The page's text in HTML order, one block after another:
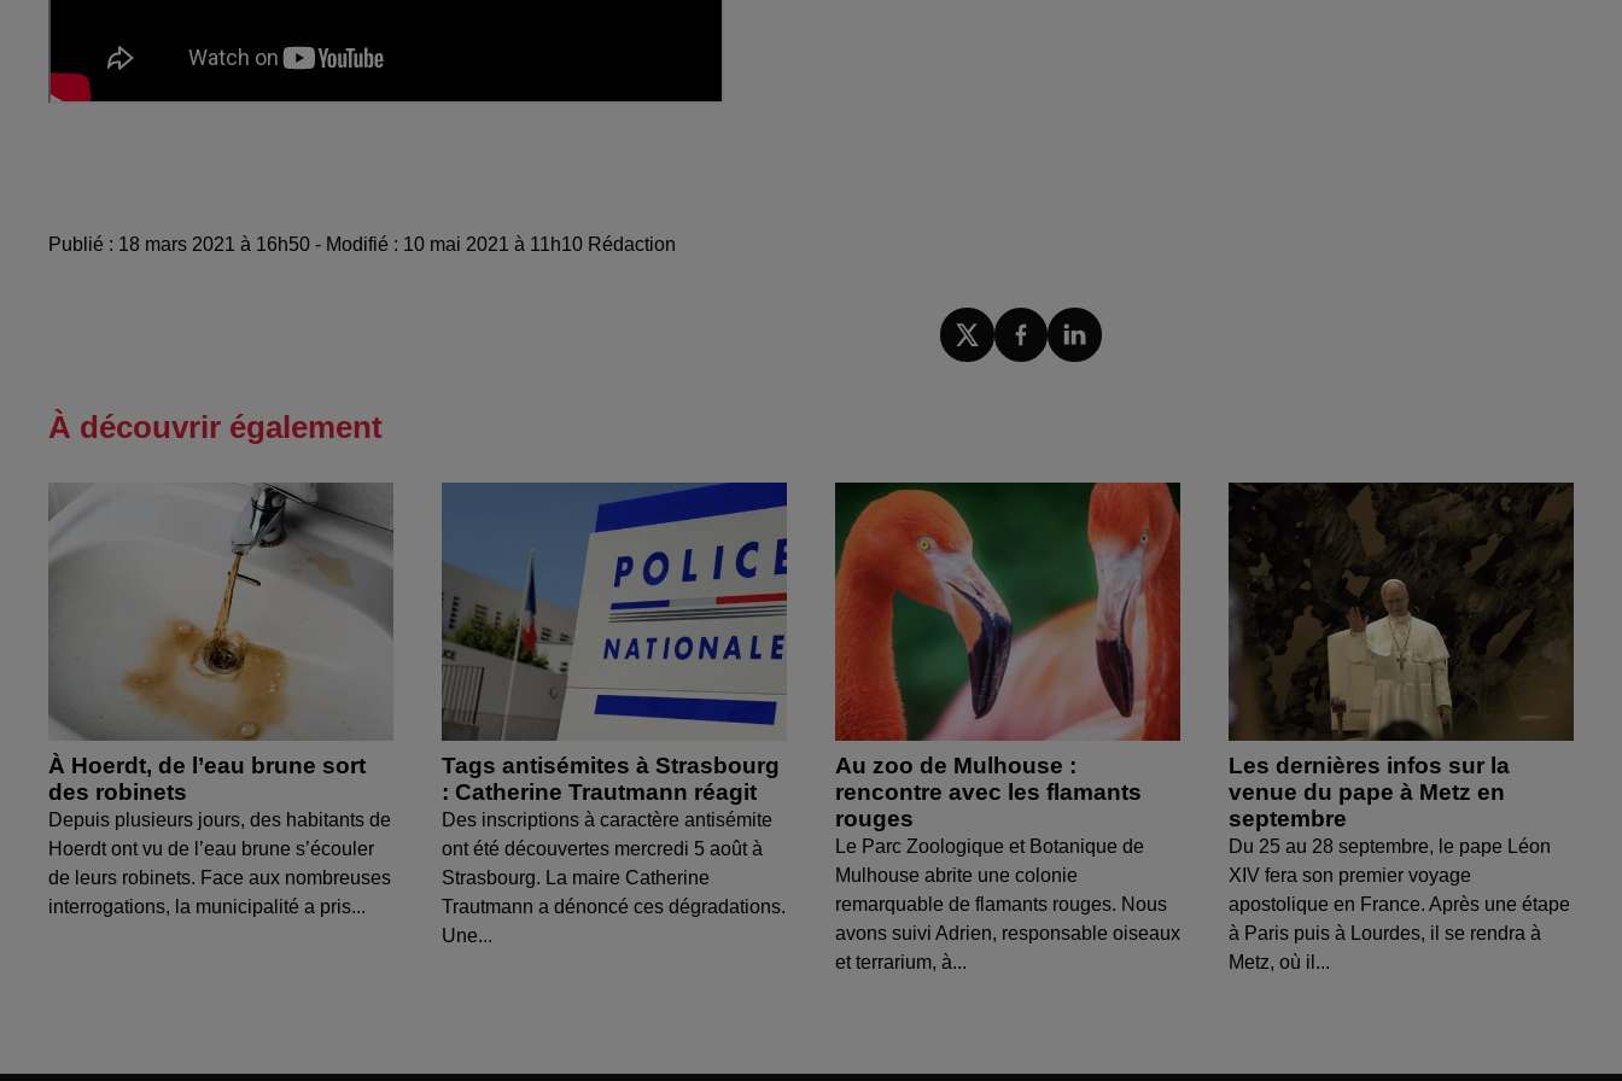
Publié : 18 mars 2021 à 16h50 - Modifié : 10 mai 2021 à 11h10 Rédaction
À découvrir également
À Hoerdt, de l’eau brune sort
des robinets
Depuis plusieurs jours, des habitants de
Hoerdt ont vu de l’eau brune s’écouler
de leurs robinets. Face aux nombreuses
interrogations, la municipalité a pris...
Tags antisémites à Strasbourg
: Catherine Trautmann réagit
Des inscriptions à caractère antisémite
ont été découvertes mercredi 5 août à
Strasbourg. La maire Catherine
Trautmann a dénoncé ces dégradations.
Une...
Au zoo de Mulhouse :
rencontre avec les flamants
rouges
Le Parc Zoologique et Botanique de
Mulhouse abrite une colonie
remarquable de flamants rouges. Nous
avons suivi Adrien, responsable oiseaux
et terrarium, à...
Les dernières infos sur la
venue du pape à Metz en
septembre
Du 25 au 28 septembre, le pape Léon
XIV fera son premier voyage
apostolique en France. Après une étape
à Paris puis à Lourdes, il se rendra à
Metz, où il...